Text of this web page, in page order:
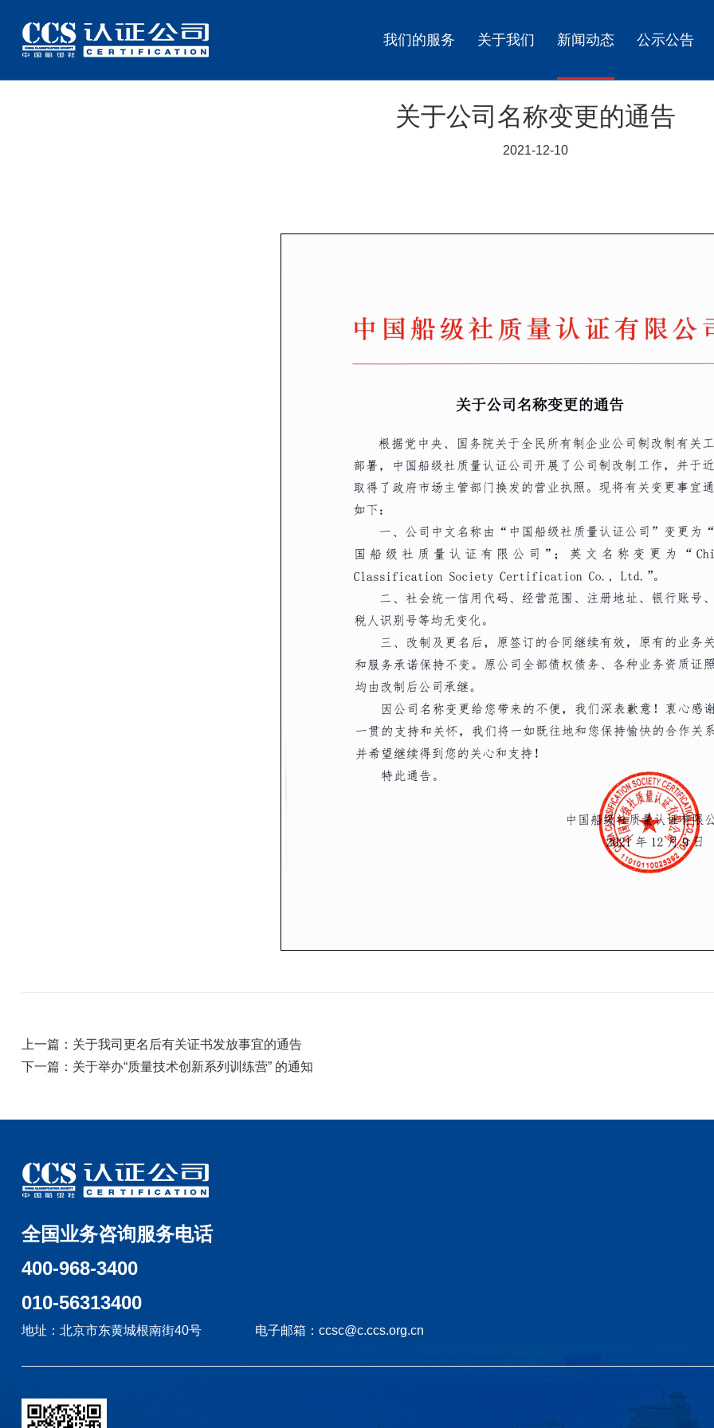
我们的服务 关于我们 新闻动态 公示公告
CCSC新闻 专题栏目
关于公司名称变更的通告
2021-12-10
上一篇：关于我司更名后有关证书发放事宜的通告
下一篇：关于举办“质量技术创新系列训练营” 的通知
全国业务咨询服务电话
400-968-3400
010-56313400
地址：北京市东黄城根南街40号 电子邮箱：ccsc@c.ccs.org.cn